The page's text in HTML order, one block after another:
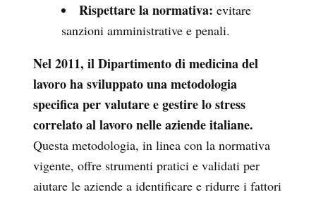
Rispettare la normativa: evitare
sanzioni amministrative e penali.
Nel 2011, il Dipartimento di medicina del
lavoro ha sviluppato una metodologia
specifica per valutare e gestire lo stress
correlato al lavoro nelle aziende italiane.
Questa metodologia, in linea con la normativa
vigente, offre strumenti pratici e validati per
aiutare le aziende a identificare e ridurre i fattori